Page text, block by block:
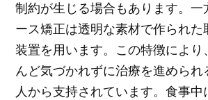
制約が生じる場合もあります。
ース矯正は透明な素材で作られた
装置を用います。この特徴により
んど気づかれずに治療を進めら
人から支持されています。食事